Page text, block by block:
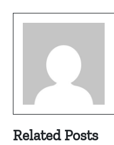
Related Posts